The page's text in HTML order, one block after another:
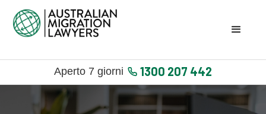
Aperto 7 giorni 1300 207 442